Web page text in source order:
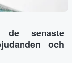
senaste
och